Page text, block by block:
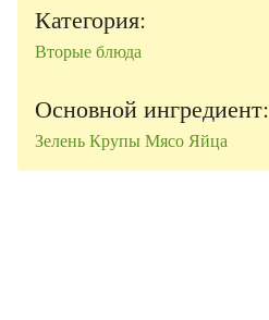
Категория:
Вторые блюда
Основной ингредиент:
ЗеленьКрупыМясоЯйца